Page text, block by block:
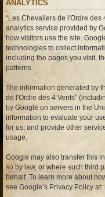
ANALYTICS
“Les Chevaliers de l'Ordre des
analytics service provided by
how visitors use the site.
technologies to collect
including the pages you visit,
patterns.
The information generated by
de l'Ordre des 4 Vents”
by Google on servers in the
information to evaluate your
for us, and provide other
usage.
Google may also transfer this
so by law, or where such third
behalf. To learn more about
see Google’s Privacy Policy at: